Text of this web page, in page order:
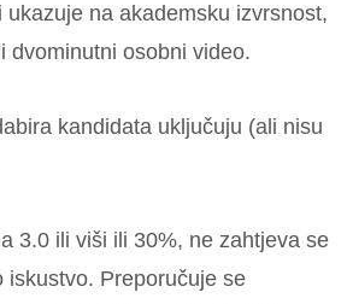
ukazuje na akademsku izvrsnost,
dvominutni osobni video.
kandidata uključuju (ali nisu
3.0 ili viši ili 30%, ne zahtjeva se
iskustvo. Preporučuje se